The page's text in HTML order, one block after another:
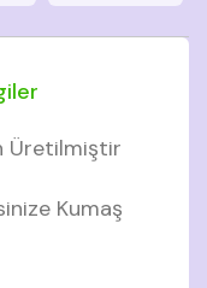
Üretilmiştir
Kumaş